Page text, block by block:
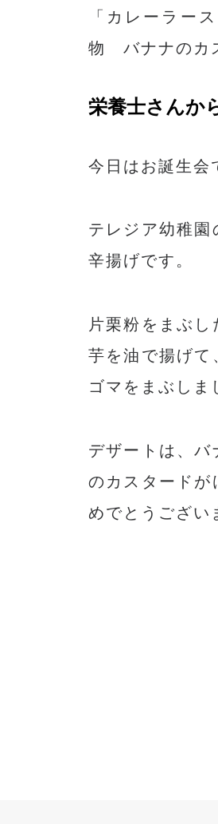
「カレーラー
物 バナナのカ
栄養士さんか
今日はお誕生会
テレジア幼稚
辛揚げです。
片栗粉をまぶ
芋を油で揚げて
ゴマをまぶしま
デザートは、
のカスタードが
めでとうござい